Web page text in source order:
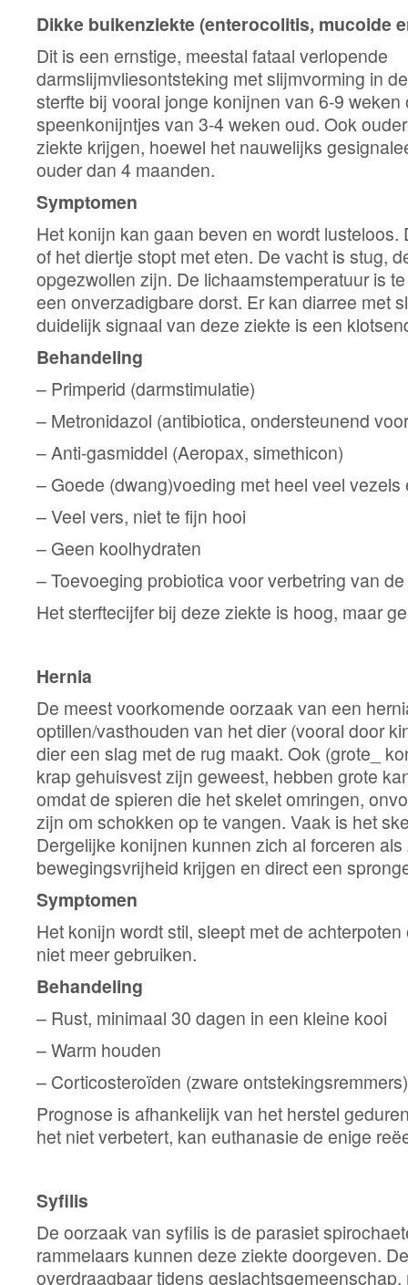
Dikke buikenziekte (enterocolitis, mucoide
Dit is een ernstige, meestal fataal verlopende
darmslijmvliesontsteking met slijmvorming in
sterfte bij vooral jonge konijnen van 6-9
speenkonijntjes van 3-4 weken oud. Ook
ziekte krijgen, hoewel het nauwelijks
ouder dan 4 maanden.
Symptomen
Het konijn kan gaan beven en wordt lusteloos.
of het diertje stopt met eten. De vacht is stug,
opgezwollen zijn. De lichaamstemperatuur is
een onverzadigbare dorst. Er kan diarree met
duidelijk signaal van deze ziekte is een
Behandeling
– Primperid (darmstimulatie)
– Metronidazol (antibiotica, ondersteunend
– Anti-gasmiddel (Aeropax, simethicon)
– Goede (dwang)voeding met heel veel vezels
– Veel vers, niet te fijn hooi
– Geen koolhydraten
– Toevoeging probiotica voor verbetring van
Het sterftecijfer bij deze ziekte is hoog, maar
Hernia
De meest voorkomende oorzaak van een
optillen/vasthouden van het dier (vooral door
dier een slag met de rug maakt. Ook (grote_
krap gehuisvest zijn geweest, hebben grote
omdat de spieren die het skelet omringen,
zijn om schokken op te vangen. Vaak is het
Dergelijke konijnen kunnen zich al forceren
bewegingsvrijheid krijgen en direct een
Symptomen
Het konijn wordt stil, sleept met de
niet meer gebruiken.
Behandeling
– Rust, minimaal 30 dagen in een kleine kooi
– Warm houden
– Corticosteroïden (zware ontstekingsremmers)
Prognose is afhankelijk van het herstel
het niet verbetert, kan euthanasie de enige
Syfilis
De oorzaak van syfilis is de parasiet
rammelaars kunnen deze ziekte doorgeven.
overdraagbaar tidens geslachtsgemeenschap,